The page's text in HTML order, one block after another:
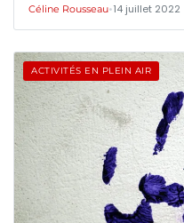
Céline Rousseau•14 juillet 2022
ACTIVITÉS EN PLEIN AIR